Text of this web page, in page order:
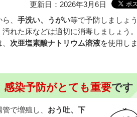
更新日：2026年3月6日
、 手洗い、うがい等で予防しましょ
れた床などは適切に消毒しましょう
次亜塩素酸ナトリウム溶液を使用し
感染予防がとても重要です
管で増殖し、 おう吐、下